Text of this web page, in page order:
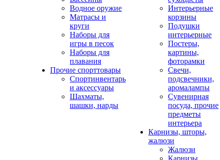
Водное оружие
Матрасы и
круги
Наборы для
игры в песок
Наборы для
плавания
Прочие спорттовары
Спортинвентарь
и аксессуары
Шахматы,
шашки, нарды
Интерьерные
корзины
Подушки
интерьерные
Постеры,
картины,
фоторамки
Свечи,
подсвечники,
аромалампы
Сувенирная
посуда, прочие
предметы
интерьера
Карнизы, шторы,
жалюзи
Жалюзи
Карнизы